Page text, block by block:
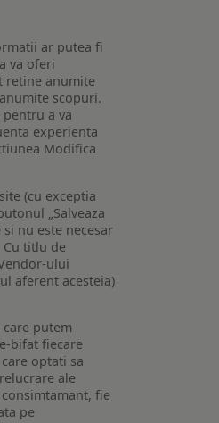
ar putea fi
va oferi
retine anumite
scopuri.
a va
experienta
Modifica
(cu exceptia
„Salveaza
nu este necesar
Cu titlu de
ului
aferent acesteia)
putem
bifat fiecare
optati sa
ale
fie
pe